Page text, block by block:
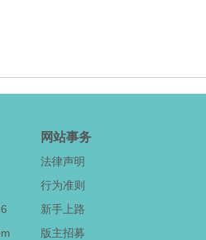
网站事务
法律声明
行为准则
新手上路
版主招募